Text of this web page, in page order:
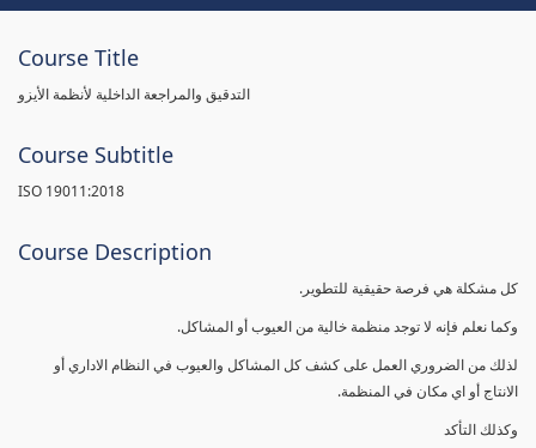
Course Title
التدقيق والمراجعة الداخلية لأنظمة الأيزو
Course Subtitle
ISO 19011:2018
Course Description
كل مشكلة هي فرصة حقيقية للتطوير.
وكما نعلم فإنه لا توجد منظمة خالية من العيوب أو المشاكل.
لذلك من الضروري العمل على كشف كل المشاكل والعيوب في النظام الاداري أو
الانتاج أو اي مكان في المنظمة.
وكذلك التأكد